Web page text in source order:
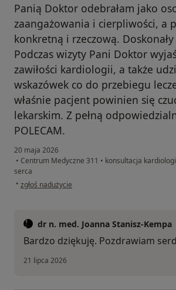
Panią Doktor odebrałam jako
zaangażowania i cierpliwości, a
konkretną i rzeczową.
Podczas wizyty Pani Doktor
zawiłości kardiologii, a także
wskazówek co do przebiegu
właśnie pacjent powinien się
lekarskim. Z pełną
POLECAM.
20 maja 2026
• Centrum Medyczne 311 • konsultacja
serca
• w opinii użytkownika Bożena
zgłoś nadużycie
dr n. med. Joanna Stanisz-Kempa
Bardzo dziękuję. Pozdrawiam
21 lipca 2026